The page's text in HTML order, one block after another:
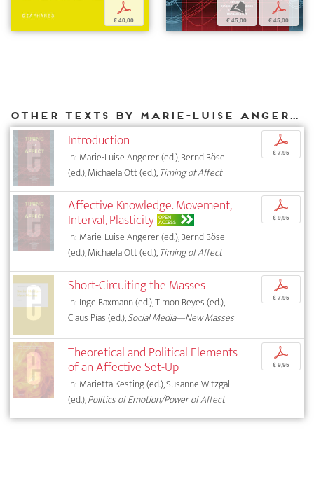
p
€ 40,00
b
€ 45,00
p
€ 45,00
Other texts by Marie-Luise Angerer for DIAPHANES
Introduction
In: Marie-Luise Angerer (ed.), Bernd Bösel
(ed.), Michaela Ott (ed.),Timing of Affect
p
€ 7,95
Affective Knowledge. Movement,
Interval, Plasticity OPEN
ACCESS
In: Marie-Luise Angerer (ed.), Bernd Bösel
(ed.), Michaela Ott (ed.),Timing of Affect
p
€ 9,95
Short-Circuiting the Masses
In: Inge Baxmann (ed.), Timon Beyes (ed.),
Claus Pias (ed.),Social Media—New Masses
p
€ 7,95
Theoretical and Political Elements
of an Affective Set-Up
In: Marietta Kesting (ed.), Susanne Witzgall
(ed.),Politics of Emotion/Power of Affect
p
€ 9,95